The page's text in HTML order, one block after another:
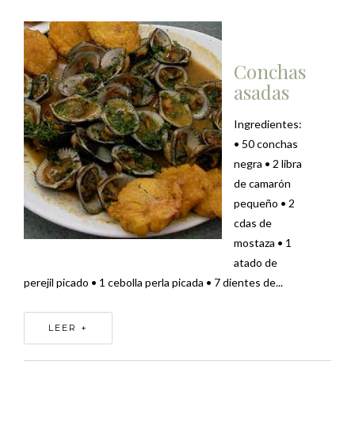
Conchas
asadas
Ingredientes:
• 50 conchas
negra • 2 libra
de camarón
pequeño • 2
cdas de
mostaza • 1
atado de
perejil picado • 1 cebolla perla picada • 7 dientes de...
LEER +